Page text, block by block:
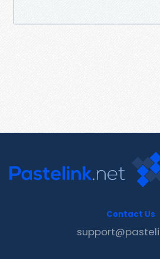
Contact Us